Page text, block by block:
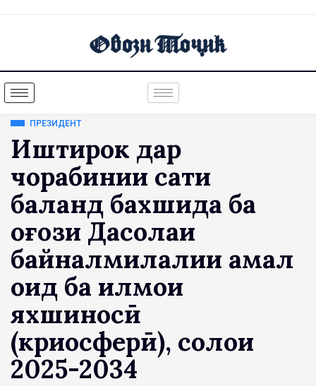
ПРЕЗИДЕНТ
Иштирок дар
чорабинии сатҳи
баланд бахшида ба
оғози Даҳсолаи
байналмилалии амал
оид ба илмҳои
яхшиносӣ
(криосферӣ), солҳои
2025-2034